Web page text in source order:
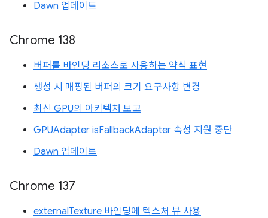
Dawn 업데이트
Chrome 138
버퍼를 바인딩 리소스로 사용하는 약식 표현
생성 시 매핑된 버퍼의 크기 요구사항 변경
최신 GPU의 아키텍처 보고
GPUAdapter isFallbackAdapter 속성 지원 중단
Dawn 업데이트
Chrome 137
externalTexture 바인딩에 텍스처 뷰 사용